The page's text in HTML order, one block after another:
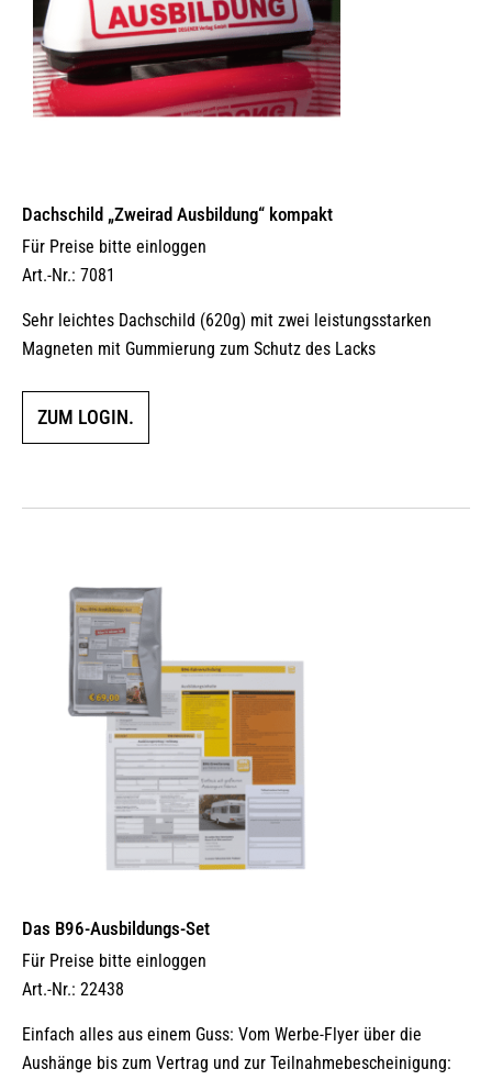
Dachschild „Zweirad Ausbildung“ kompakt
Für Preise bitte einloggen
Art.-Nr.: 7081
Sehr leichtes Dachschild (620g) mit zwei leistungsstarken
Magneten mit Gummierung zum Schutz des Lacks
ZUM LOGIN.
Das B96-Ausbildungs-Set
Für Preise bitte einloggen
Art.-Nr.: 22438
Einfach alles aus einem Guss: Vom Werbe-Flyer über die
Aushänge bis zum Vertrag und zur Teilnahmebescheinigung: